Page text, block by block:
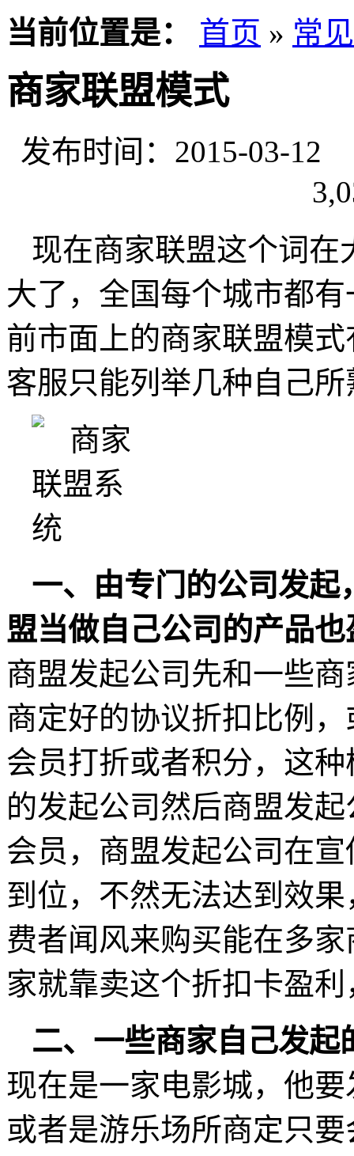
当前位置是： 首页 » 常
商家联盟模式
发布时间：2015-03-
现在商家联盟这个词在
大了，全国每个城市都
前市面上的商家联盟模
客服只能列举几种自己
一、由专门的公司发起
盟当做自己公司的产品也
商盟发起公司先和一些
商定好的协议折扣比例
会员打折或者积分，这
的发起公司然后商盟发
会员，商盟发起公司在
到位，不然无法达到效
费者闻风来购买能在多
家就靠卖这个折扣卡盈
二、一些商家自己发起
现在是一家电影城，他
或者是游乐场所商定只